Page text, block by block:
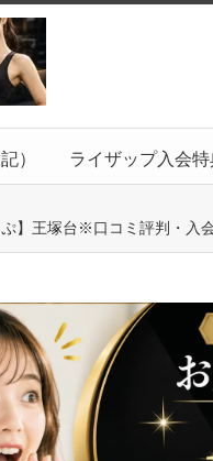
） ライザップ入会特
】王塚台※口コミ評判・入